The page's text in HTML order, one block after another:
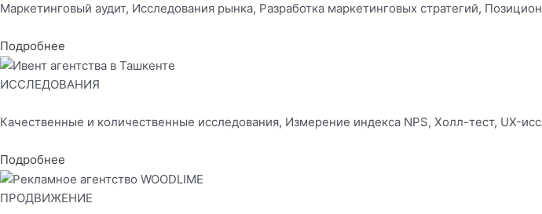
Маркетинговый аудит, Исследования рынка, Разработка маркетинговых стратегий,
Подробнее
ИССЛЕДОВАНИЯ
Качественные и количественные исследования, Измерение индекса NPS, Холл-тест, UX-
Подробнее
ПРОДВИЖЕНИЕ